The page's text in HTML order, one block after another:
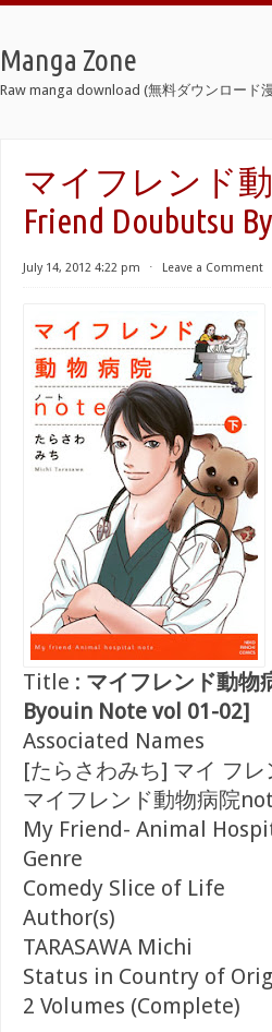
Manga Zone
Raw manga download (無料ダウンロード
マイフレンド動
Friend Doubutsu
July 14, 2012 4:22 pm ⋅ Leave a Comment
Title : マイフレンド動
Byouin Note vol 01-02]
Associated Names
[たらさわみち] マイ フ
マイフレンド動物病院
My Friend- Animal
Genre
Comedy Slice of Life
Author(s)
TARASAWA Michi
Status in Country of
2 Volumes (Complete)